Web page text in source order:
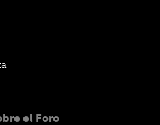
el Foro